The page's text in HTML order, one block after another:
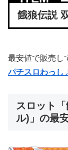
餓狼伝説
最安値で販売し
パチスロわっし
スロット
ル)」の最